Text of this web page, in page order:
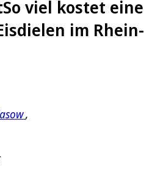
So viel kostet eine
im Rhein-
,